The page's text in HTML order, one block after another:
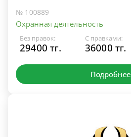
№ 100889
Охранная деятельность
Без правок:
29400 тг.
С правками:
36000 тг.
Подробнее